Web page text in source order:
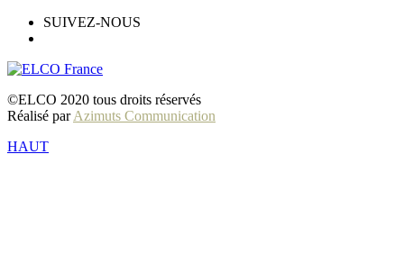
SUIVEZ-NOUS
©ELCO 2020 tous droits réservés
Réalisé parAzimuts Communication
HAUT